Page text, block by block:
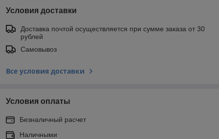
Условия доставки
Доставка почтой осуществляется при сумме заказа от 30
рублей
Самовывоз
Все условия доставки
Условия оплаты
Безналичный расчет
Наличными